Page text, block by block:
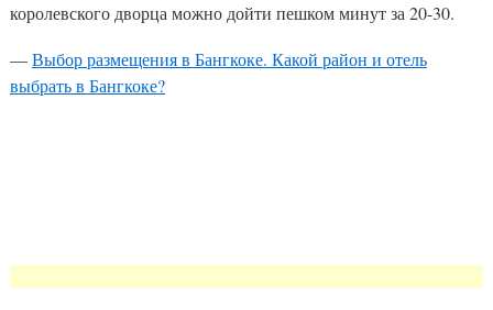
королевского дворца можно дойти пешком минут за 20-30.
—Выбор размещения в Бангкоке. Какой район и отель
выбрать в Бангкоке?